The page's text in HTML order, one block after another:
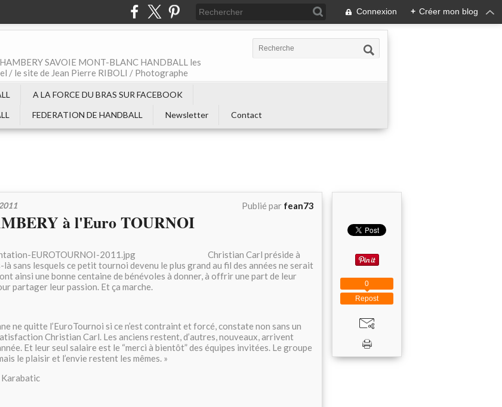
Connexion + Créer mon blog
SAVOIE MONT-BLANC HANDBALL les
/ le site de Jean Pierre RIBOLI / Photographe
A LA FORCE DU BRAS SUR FACEBOOK
FEDERATION DE HANDBALL Newsletter Contact
Publié par fean73
à l'Euro TOURNOI
Christian Carl préside à
là sans lesquels ce petit tournoi devenu le plus grand au fil des années ne serait
ainsi une bonne centaine de bénévoles à donner, à offrir une part de leur
partager leur passion. Et ça marche.
ne quitte l’EuroTournoi si ce n’est contraint et forcé, constate non sans un
Christian Carl. Les anciens restent, d’autres, nouveaux, arrivent
Et leur seul salaire est le “merci à bientôt” des équipes invitées. Le groupe
le plaisir et l’envie restent les mêmes. »
Karabatic
Repost
0